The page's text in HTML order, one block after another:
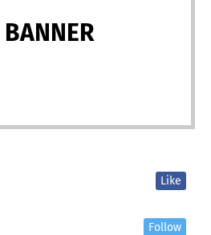
Like
Follow